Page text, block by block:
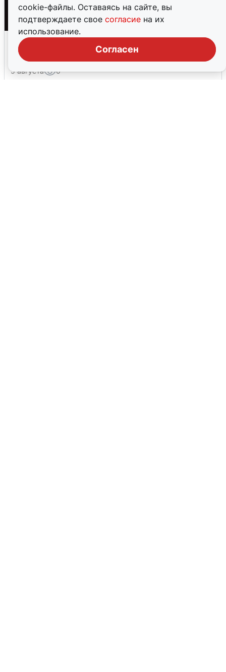
cookie-файлы. Оставаясь на сайте, вы
подтверждаете свое согласие на их
использование.
Согласен
Взрывы в Воронеже после сигнала
тревоги
5 августа 0